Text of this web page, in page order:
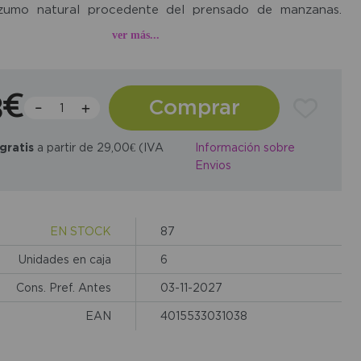
natural procedente del prensado de manzanas.
fermenta hasta convertirse en vino y después se
y otras preparaciones culinarias, aportando
y un toque afrutado. Tradicionalmente se valora
funcional en la alimentación diaria y también
ver más...
Comprar
gratisa partir de 29,00€ (IVA
Información sobre
Envios
EN STOCK 87
Unidades en caja 6
Cons. Pref. Antes 03-11-2027
EAN 4015533031038